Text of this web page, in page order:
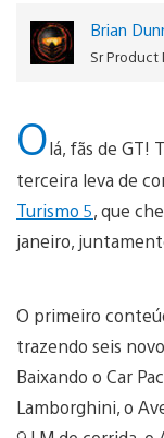
Brian
Sr Product
Olá, fãs de GT!
terceira leva de
Turismo 5, que
janeiro,
O primeiro
trazendo seis
Baixando o Car
Lamborghini, o